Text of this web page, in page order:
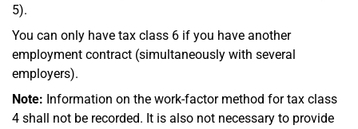
5).
You can only have tax class 6 if you have another
employment contract (simultaneously with several
employers).
Note: Information on the work-factor method for tax class
4 shall not be recorded. It is also not necessary to provide